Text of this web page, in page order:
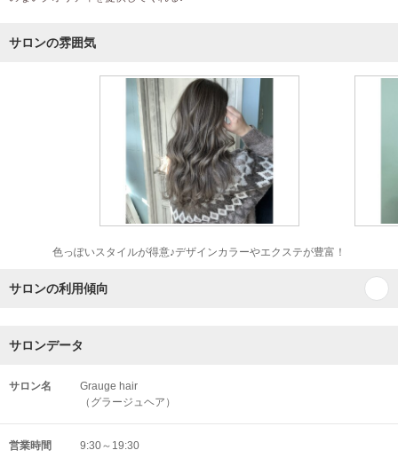
サロンの雰囲気
色っぽいスタイルが得意♪デザインカラーやエクステが豊富！
サロンの利用傾向
サロンデータ
サロン名
Grauge hair
（グラージュヘア）
営業時間 9:30～19:30